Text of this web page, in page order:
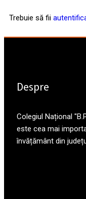
Trebuie să fii
Despre
Colegiul Național
este cea mai
învățământ din